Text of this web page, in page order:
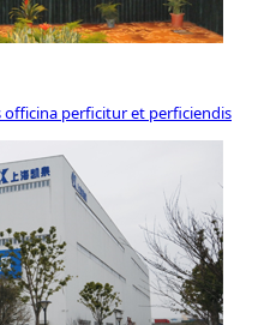
officina perficitur et perficiendis